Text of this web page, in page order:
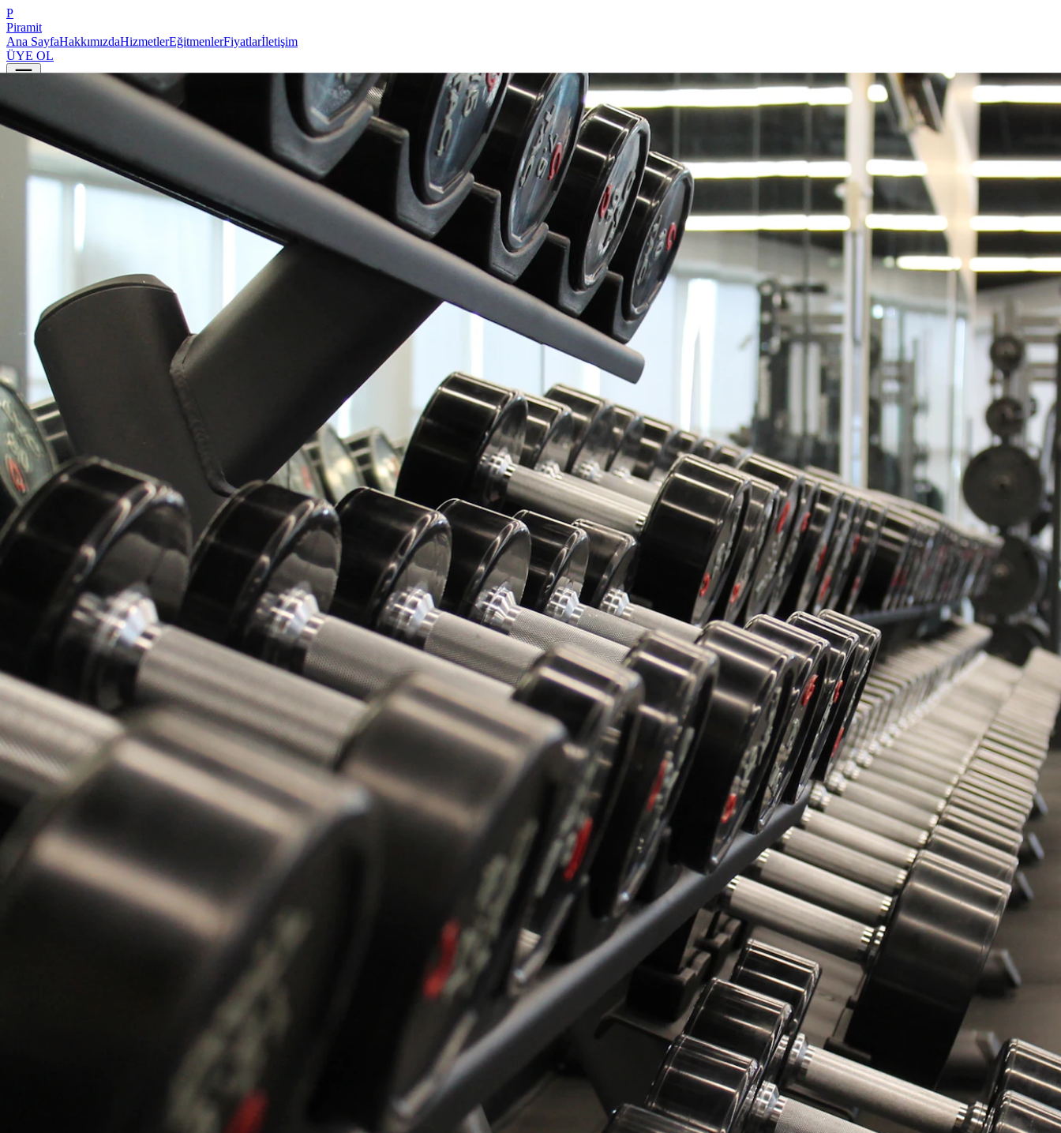
P
Piramit
Ana SayfaHakkımızdaHizmetlerEğitmenlerFiyatlarİletişim
ÜYE OL